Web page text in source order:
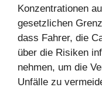
Konzentrationen
gesetzlichen
dass Fahrer, die
über die Risiken
nehmen, um die
Unfälle zu